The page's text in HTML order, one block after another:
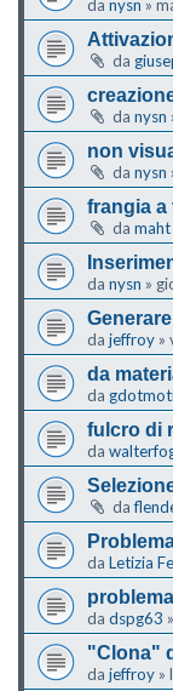
da nysn »
da
da nysn
non
da nysn
frangia a
da maht
da nysn »
da jeffroy »
da
da
fulcro di
da
da
da Letizia
da dspg63 »
"Clona"
da jeffroy »